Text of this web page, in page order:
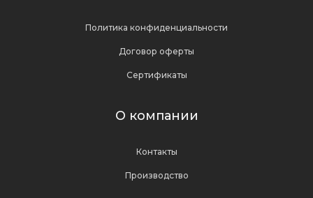
Договор оферты
Политика конфиденциальности
Сертификаты
О компании
Производство
Контакты